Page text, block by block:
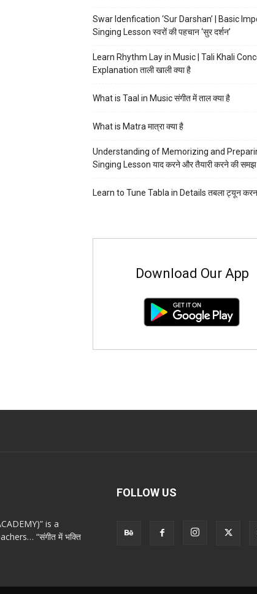
Swar Idenfication ‘Sur Darshan’ | Basic
Singing Lesson स्वरों की पहचान ‘सुर दर्शन’
Learn Rhythm Lay in Music | Tali Khali
Explanation ताली खाली क्या है
What is Taal in Music संगीत में ताल क्या है
What is Matra मात्रा क्या है
Understanding of Memorizing and
Singing Lesson याद करने और तैयारी करने की समझ
Learn to Tune Tabla in Details तबला ट्यून
Download Our App
is a
“संगीत में भक्ति
FOLLOW US